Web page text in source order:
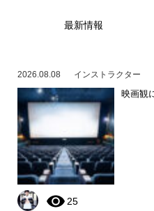
最新情報
2026.08.08 インストラクター
映画観
25